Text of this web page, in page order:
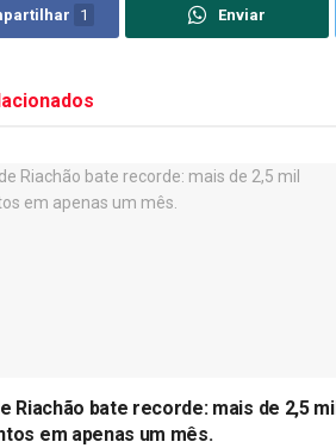
1 Enviar
Riachão bate recorde: mais de 2,5 mil
em apenas um mês.